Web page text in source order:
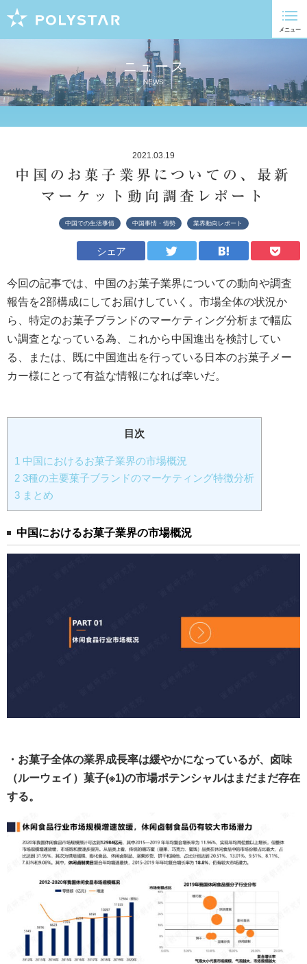
ニュース
NEWS
2021.03.19
中国のお菓子業界についての、最新
マーケット動向調査レポート
中国での生活事情 中国事情・情勢 業界動向レポート
シェア
今回の記事では、中国のお菓子業界についての動向や調査
報告を2部構成にしてお届けしていく。市場全体の状況か
ら、特定のお菓子ブランドのマーケティング分析まで幅広
い調査となっている為、これから中国進出を検討してい
る、または、既に中国進出を行っている日本のお菓子メー
カー様にとって有益な情報になれば幸いだ。
目次
1 中国におけるお菓子業界の市場概況
2 3種の主要菓子ブランドのマーケティング特徴分析
3 まとめ
中国におけるお菓子業界の市場概況
・お菓子全体の業界成長率は緩やかになっているが、 卤味
（ルーウェイ）菓子(※1)の市場ポテンシャルはまだまだ存在
する。